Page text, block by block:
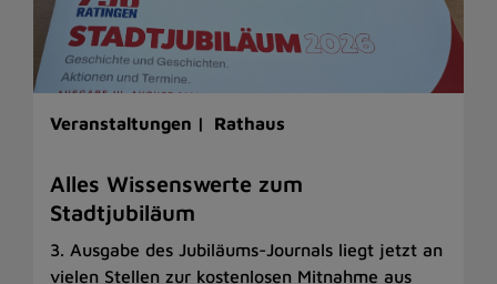
Veranstaltungen | Rathaus
Alles Wissenswerte zum
Stadtjubiläum
3. Ausgabe des Jubiläums-Journals liegt jetzt an
vielen Stellen zur kostenlosen Mitnahme aus